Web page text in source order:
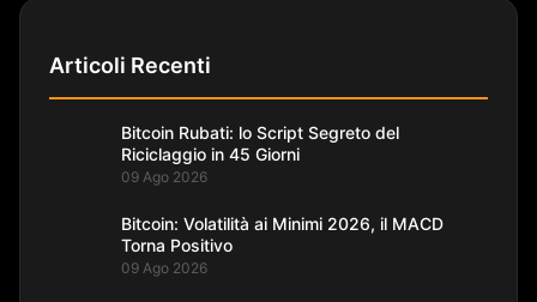
Articoli Recenti
Bitcoin Rubati: lo Script Segreto del
Riciclaggio in 45 Giorni
09 Ago 2026
Bitcoin: Volatilità ai Minimi 2026, il MACD
Torna Positivo
09 Ago 2026